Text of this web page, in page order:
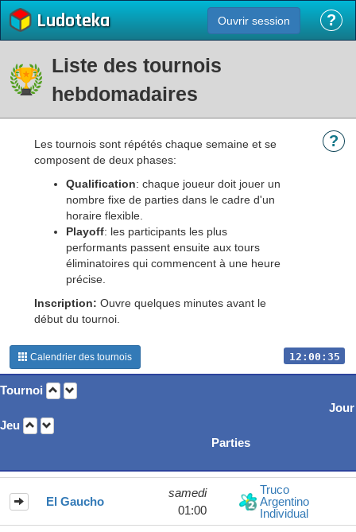
Ludoteka Ouvrir session ?
Liste des tournois
hebdomadaires
Les tournois sont répétés chaque semaine et se
composent de deux phases:
Qualification: chaque joueur doit jouer un
nombre fixe de parties dans le cadre d'un
horaire flexible.
Playoff: les participants les plus
performants passent ensuite aux tours
éliminatoires qui commencent à une heure
précise.
Inscription: Ouvre quelques minutes avant le
début du tournoi.
?
Calendrier des tournois 12:00:35
Tournoi
Jeu
Parties
El Gaucho
samedi
01:00
Truco
Argentino
Individual